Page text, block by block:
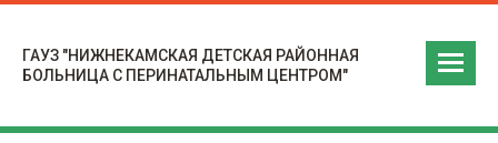
ГАУЗ "НИЖНЕКАМСКАЯ ДЕТСКАЯ РАЙОННАЯ
БОЛЬНИЦА С ПЕРИНАТАЛЬНЫМ ЦЕНТРОМ"